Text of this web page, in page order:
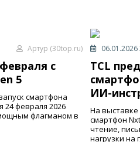
Артур (30top.ru)
с
5
смартфона
24 февраля 2026
флагманом в
06.01.2026
TCL
ИИ-
На выставке
смартфон
чтение,
нагрузки на